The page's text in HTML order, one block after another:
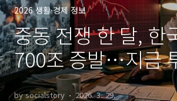
2026 생활·경제 정보
중동 전쟁 한 달, 한
700조 증발…지금
면 손해일까
by socialstory 2026. 3. 29.